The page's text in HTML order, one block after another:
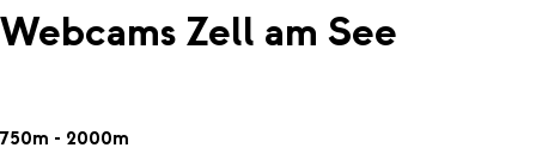
Webcams Zell am See
750m - 2000m